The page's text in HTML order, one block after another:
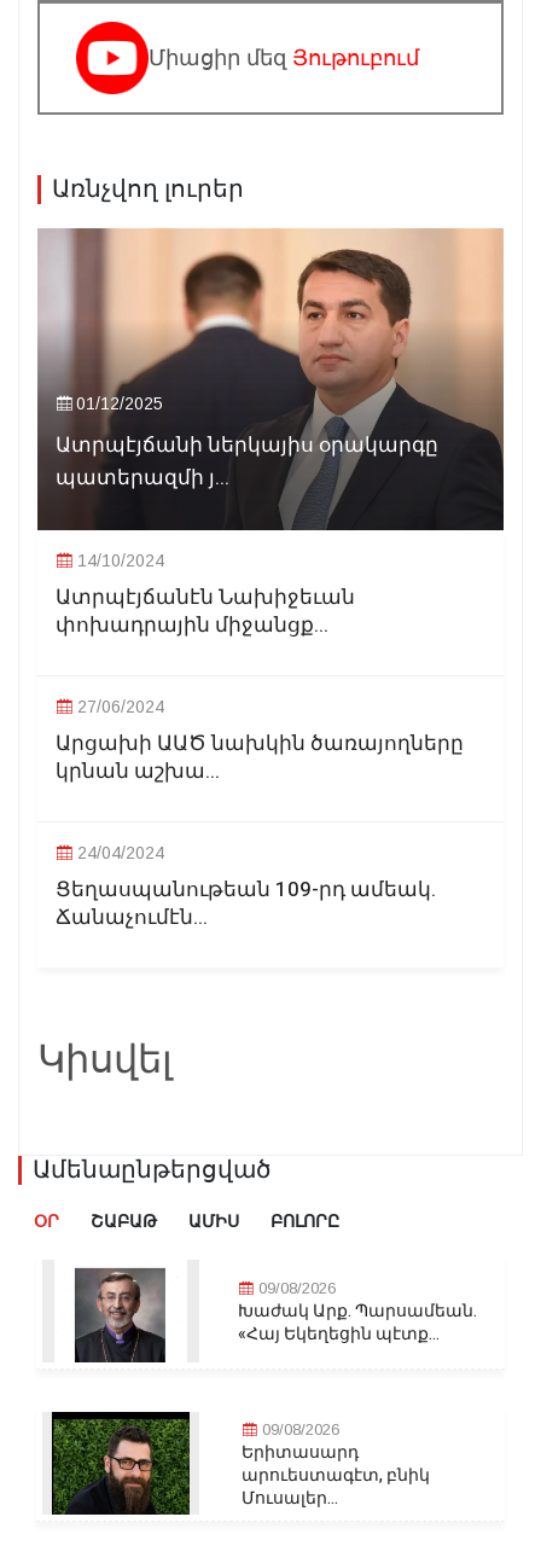
Միացիր մեզ Յութուբում
Առնչվող լուրեր
01/12/2025
Ատրպէյճանի ներկայիս օրակարգը
պատերազմի յ...
14/10/2024
Ատրպէյճանէն Նախիջեւան
փոխադրային միջանցք...
27/06/2024
Արցախի ԱԱԾ նախկին ծառայողները
կրնան աշխա...
24/04/2024
Ցեղասպանութեան 109-րդ ամեակ.
Ճանաչումէն...
Կիսվել
Ամենաընթերցված
ՕՐ ՇԱԲԱԹ ԱՄԻՍ ԲՈԼՈՐԸ
09/08/2026
Խաժակ Արք. Պարսամեան.
«Հայ Եկեղեցին պէտք...
09/08/2026
Երիտասարդ
արուեստագէտ, բնիկ
Մուսալեր...